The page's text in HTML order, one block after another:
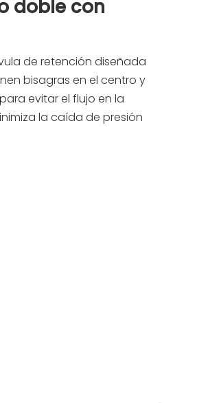
doble con
de retención diseñada
bisagras en el centro y
evitar el flujo en la
la caída de presión